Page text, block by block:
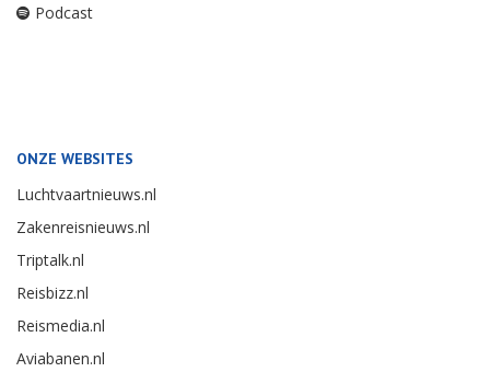
Podcast
ONZE WEBSITES
Luchtvaartnieuws.nl
Zakenreisnieuws.nl
Triptalk.nl
Reisbizz.nl
Reismedia.nl
Aviabanen.nl